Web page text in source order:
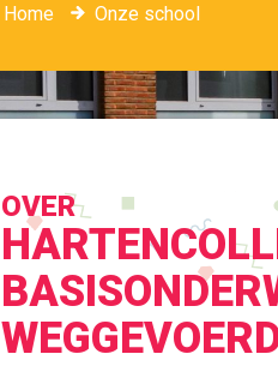
Home Onze school
OVER